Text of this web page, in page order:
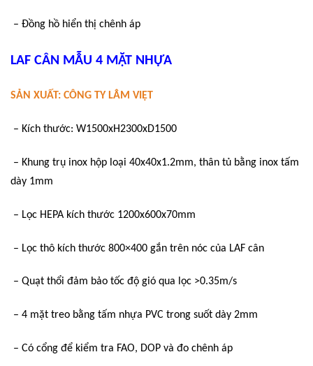
– Đồng hồ hiển thị chênh áp
LAF CÂN MẪU 4 MẶT NHỰA
SẢN XUẤT: CÔNG TY LÂM VIỆT
– Kích thước: W1500xH2300xD1500
– Khung trụ inox hộp loại 40x40x1.2mm, thân tủ bằng inox tấm
dày 1mm
– Lọc HEPA kích thước 1200x600x70mm
– Lọc thô kích thước 800×400 gắn trên nóc của LAF cân
– Quạt thổi đảm bảo tốc độ gió qua lọc >0.35m/s
– 4 mặt treo bằng tấm nhựa PVC trong suốt dày 2mm
– Có cổng để kiểm tra FAO, DOP và đo chênh áp